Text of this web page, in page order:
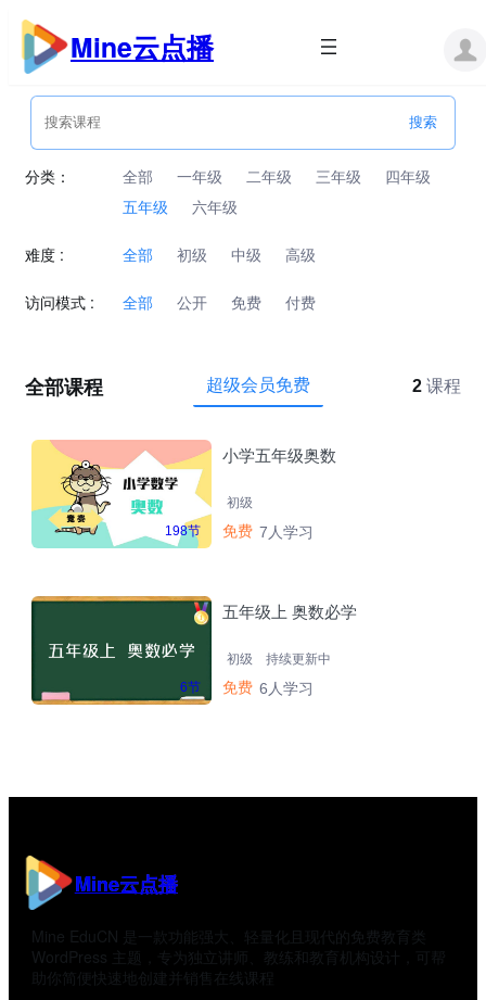
跳
内
Mine云点播
分类： 全部 一年级 二年级 三年级
四年级
五年级
六年级
难度 : 全部 初级 中级 高级
访问模式 : 全部 公开 免费 付费
全部课程 超级会员免费 2 课程
198节
小学五年级奥数
初级
免费 7人学习
6节
五年级上 奥数必学
初级 持续更新中
免费 6人学习
Mine云点播
Mine EduCN 是一款功能强大、轻量化且现代的免费教育类
WordPress 主题，专为独立讲师、教练和教育机构设计，可帮
助你简便快速地创建并销售在线课程